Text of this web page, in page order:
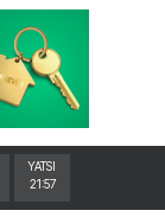
YATSI
21:57